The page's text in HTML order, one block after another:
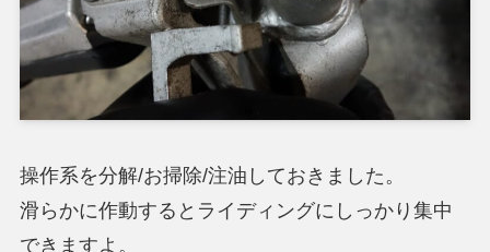
操作系を分解/お掃除/注油しておきました。
滑らかに作動するとライディングにしっかり集中
できますよ。